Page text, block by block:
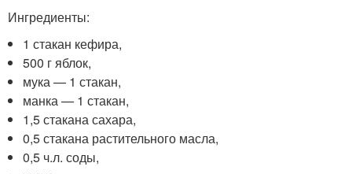
Ингредиенты:
1 стакан кефира,
500 г яблок,
мука — 1 стакан,
манка — 1 стакан,
1,5 стакана сахара,
0,5 стакана растительного масла,
0,5 ч.л. соды,